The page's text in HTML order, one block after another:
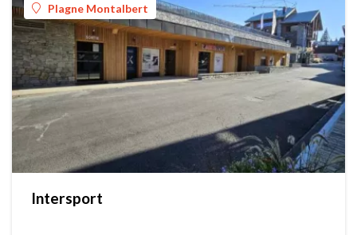
Plagne Montalbert
Intersport